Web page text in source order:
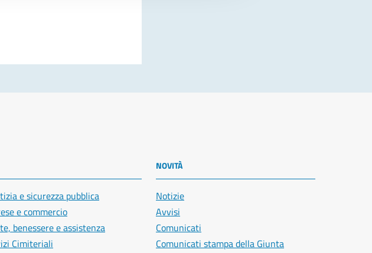
e sicurezza pubblica
e commercio
benessere e assistenza
Cimiteriali
NOVITÀ
Notizie
Avvisi
Comunicati
Comunicati stampa della Giunta